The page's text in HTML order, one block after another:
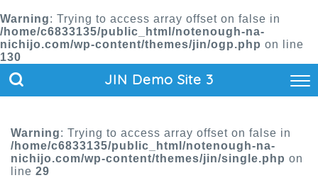
Warning: Trying to access array offset on false in
/home/c6833135/public_html/notenough-na-
nichijo.com/wp-content/themes/jin/ogp.php on line
130
JIN Demo Site 3
Warning: Trying to access array offset on false in
/home/c6833135/public_html/notenough-na-
nichijo.com/wp-content/themes/jin/single.php on
line 29